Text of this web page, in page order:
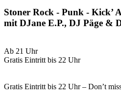
Stoner Rock - Punk - Kick’
mit DJane E.P., DJ Päge &
Ab 21 Uhr
Gratis Eintritt bis 22 Uhr
Gratis Eintritt bis 22 Uhr – Don’t